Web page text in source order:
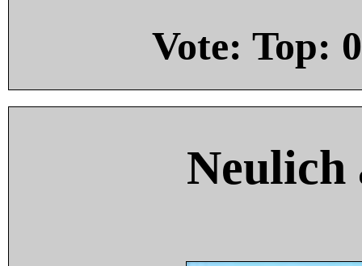
Vote: Top: 0
Neulich